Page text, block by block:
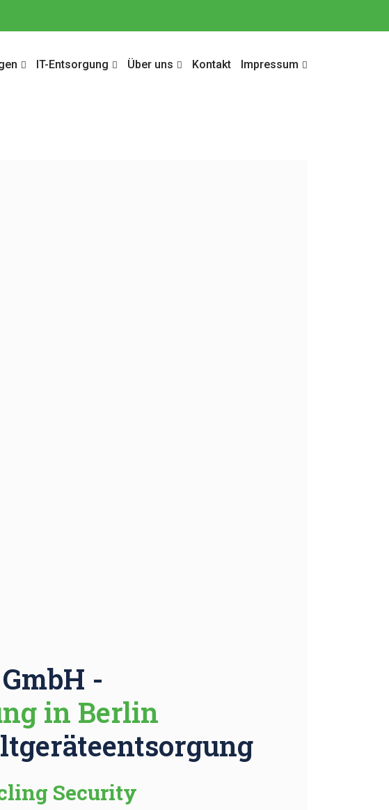
IT-Entsorgung Über uns Kontakt Impressum
-
in Berlin
Security